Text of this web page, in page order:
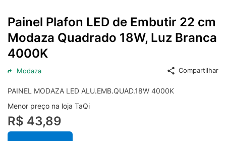
Painel Plafon LED de Embutir 22 cm
Modaza Quadrado 18W, Luz Branca
4000K
Modaza Compartilhar
PAINEL MODAZA LED ALU.EMB.QUAD.18W 4000K
Menor preço na loja TaQi
R$ 43,89